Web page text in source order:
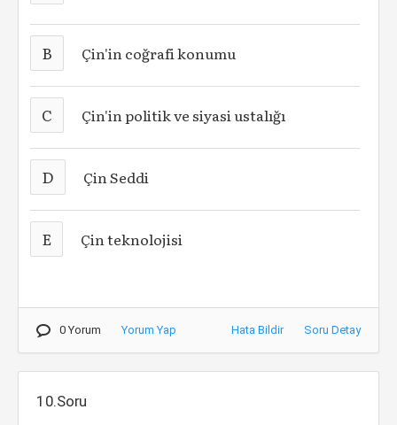
B Çin'in coğrafi konumu
C Çin'in politik ve siyasi ustalığı
D Çin Seddi
E Çin teknolojisi
0 Yorum Yorum Yap Hata Bildir Soru Detay
10.Soru